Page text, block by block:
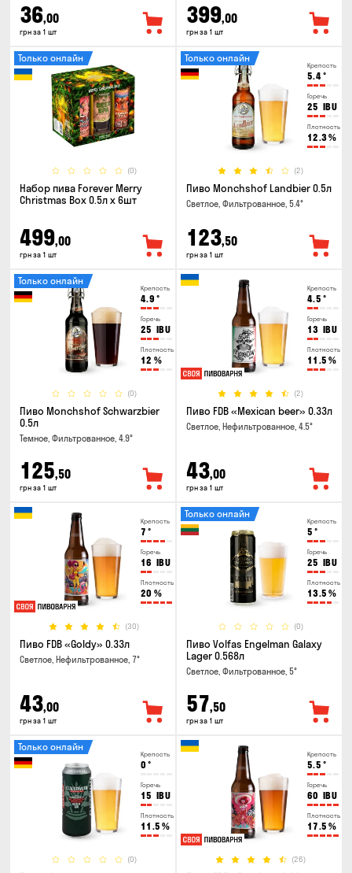
36,00
грн за 1 шт
399,00
грн за 1 шт
(0)
Только онлайн
Набор пива Forever Merry
Christmas Box 0.5л x 6шт
499,00
грн за 1 шт
Крепость
5.4°
Горечь
25 IBU
Плотность
12.3%
(2)
Только онлайн
Пиво Monchshof Landbier 0.5л
Светлое, Фильтрованное, 5.4°
123,50
грн за 1 шт
Крепость
4.9 °
Горечь
25 IBU
Плотность
12 %
(0)
Только онлайн
Пиво Monchshof Schwarzbier
0.5л
Темное, Фильтрованное, 4.9°
125,50
грн за 1 шт
Крепость
4.5 °
Горечь
13 IBU
Плотность
11.5 %
(2)
Пиво FDB «Mexican beer» 0.33л
Светлое, Нефильтрованное, 4.5°
43,00
грн за 1 шт
Крепость
7 °
Горечь
16 IBU
Плотность
20 %
(30)
Пиво FDB «Goldy» 0.33л
Светлое, Нефильтрованное, 7°
43,00
грн за 1 шт
Крепость
5 °
Горечь
25 IBU
Плотность
13.5 %
(0)
Только онлайн
Пиво Volfas Engelman Galaxy
Lager 0.568л
Светлое, Фильтрованное, 5°
57,50
грн за 1 шт
Крепость
0 °
Горечь
15 IBU
Плотность
11.5 %
(0)
Только онлайн
Крепость
5.5 °
Горечь
60 IBU
Плотность
17.5 %
(26)